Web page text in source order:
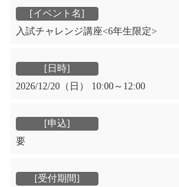
入試チャレンジ講座<6年生限定>
2026/12/20（日） 10:00～12:00
要